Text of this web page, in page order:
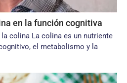
en la función cognitiva
colina La colina es un nutriente
el metabolismo y la